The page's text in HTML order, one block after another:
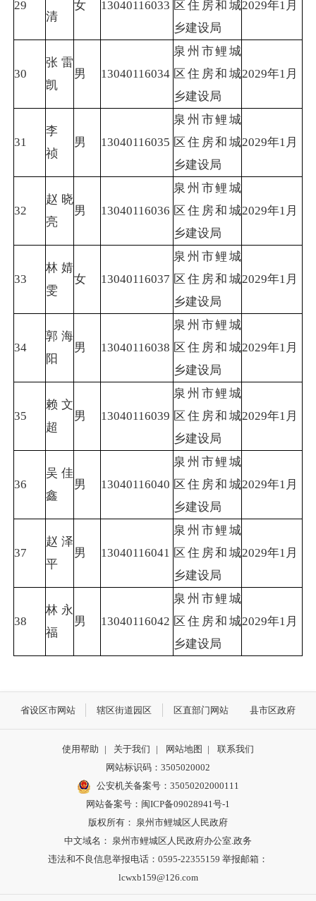
29
清
女 13040116033 区住房和城
乡建设局
2029年1月
30
张雷
凯
男 13040116034
泉州市鲤城
区住房和城
乡建设局
2029年1月
31
李
祯
男 13040116035
泉州市鲤城
区住房和城
乡建设局
2029年1月
32
赵晓
亮
男 13040116036
泉州市鲤城
区住房和城
乡建设局
2029年1月
33
林婧
雯
女 13040116037
泉州市鲤城
区住房和城
乡建设局
2029年1月
34
郭海
阳
男 13040116038
泉州市鲤城
区住房和城
乡建设局
2029年1月
35
赖文
超
男 13040116039
泉州市鲤城
区住房和城
乡建设局
2029年1月
36
吴佳
鑫
男 13040116040
泉州市鲤城
区住房和城
乡建设局
2029年1月
37
赵泽
平
男 13040116041
泉州市鲤城
区住房和城
乡建设局
2029年1月
38
林永
福
男 13040116042
泉州市鲤城
区住房和城
乡建设局
2029年1月
省设区市网站 辖区街道园区 区直部门网站 县市区政府
使用帮助 | 关于我们 | 网站地图 |
联系我们
网站标识码：3505020002
公安机关备案号：35050202000111
网站备案号：闽ICP备09028941号-1
版权所有： 泉州市鲤城区人民政府
中文域名： 泉州市鲤城区人民政府办公室.政务
违法和不良信息举报电话：0595-22355159 举报邮箱：
lcwxb159@126.com